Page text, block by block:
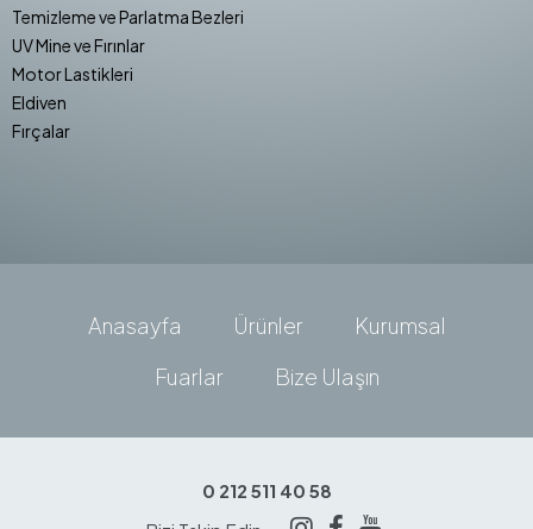
Temizleme ve Parlatma Bezleri
UV Mine ve Fırınlar
Motor Lastikleri
Eldiven
Fırçalar
Anasayfa Ürünler
Kurumsal
Fuarlar
Bize Ulaşın
0 212 511 40 58